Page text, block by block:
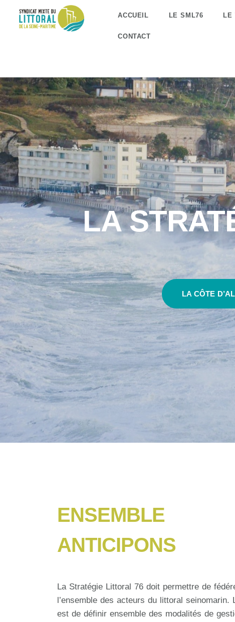
ACCUEIL LE SML76 LE
CONTACT
LA
LA CÔTE
ENSEMBLE
ANTICIPONS
La Stratégie Littoral 76 doit permettre de
l’ensemble des acteurs du littoral seinomarin.
est de définir ensemble des modalités de